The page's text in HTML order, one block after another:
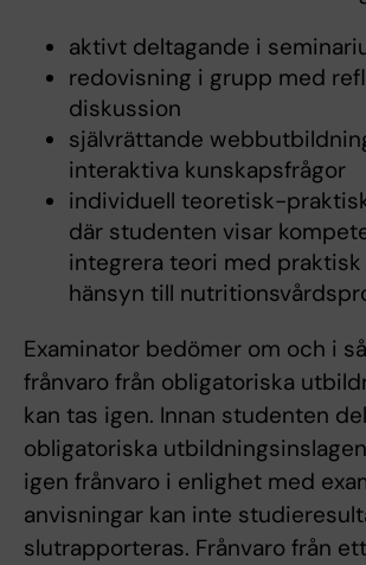
aktivt deltagande i
redovisning i grupp med
diskussion
självrättande
interaktiva kunskapsfrågor
individuell teoretisk-
där studenten visar
integrera teori med
hänsyn till
Examinator bedömer om och i
frånvaro från obligatoriska
kan tas igen. Innan studenten
obligatoriska
igen frånvaro i enlighet med
anvisningar kan inte
slutrapporteras. Frånvaro från